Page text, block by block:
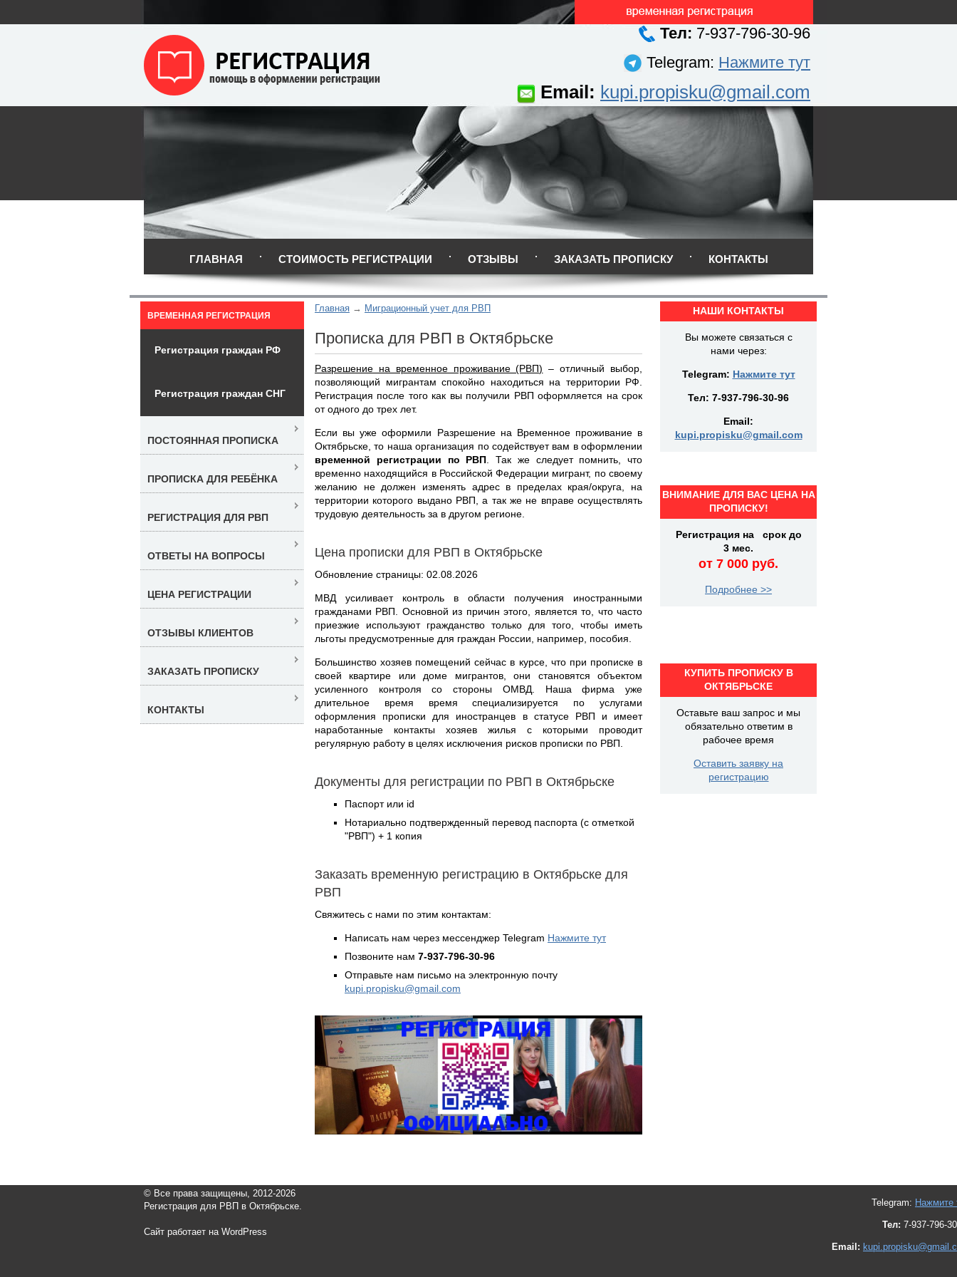
Тел: 7-937-796-30-96
Telegram: Нажмите тут
Email: kupi.propisku@gmail.com
ГЛАВНАЯ СТОИМОСТЬ РЕГИСТРАЦИИ ОТЗЫВЫ ЗАКАЗАТЬ ПРОПИСКУ КОНТАКТЫ
Главная Миграционный учет для РВП
Прописка для РВП в Октябрьске
Разрешение на временное проживание (РВП) – отличный выбор,
позволяющий мигрантам спокойно находиться на территории РФ.
Регистрация после того как вы получили РВП оформляется на срок
от одного до трех лет.
Если вы уже оформили Разрешение на Временное проживание в
Октябрьске, то наша организация по содействует вам в оформлении
временной регистрации по РВП . Так же следует помнить, что
временно находящийся в Российской Федерации мигрант, по своему
желанию не должен изменять адрес в пределах края/округа, на
территории которого выдано РВП, а так же не вправе осуществлять
трудовую деятельность за в другом регионе.
Цена прописки для РВП в Октябрьске
Обновление страницы: 02.08.2026
МВД усиливает контроль в области получения иностранными
гражданами РВП. Основной из причин этого, является то, что часто
приезжие используют гражданство только для того, чтобы иметь
льготы предусмотренные для граждан России, например, пособия.
Большинство хозяев помещений сейчас в курсе, что при прописке в
своей квартире или доме мигрантов, они становятся объектом
усиленного контроля со стороны ОМВД. Наша фирма уже
длительное время время специализируется по услугами
оформления прописки для иностранцев в статусе РВП и имеет
наработанные контакты хозяев жилья с которыми проводит
регулярную работу в целях исключения рисков прописки по РВП.
Документы для регистрации по РВП в Октябрьске
Паспорт или id
Нотариально подтвержденный перевод паспорта (с отметкой
"РВП") + 1 копия
Заказать временную регистрацию в Октябрьске для
РВП
Свяжитесь с нами по этим контактам:
Написать нам через мессенджер Telegram Нажмите тут
Позвоните нам 7-937-796-30-96
Отправьте нам письмо на электронную почту
kupi.propisku@gmail.com
ВРЕМЕННАЯ РЕГИСТРАЦИЯ
Регистрация граждан РФ
Регистрация граждан СНГ
ПОСТОЯННАЯ ПРОПИСКА
ПРОПИСКА ДЛЯ РЕБЁНКА
РЕГИСТРАЦИЯ ДЛЯ РВП
ОТВЕТЫ НА ВОПРОСЫ
ЦЕНА РЕГИСТРАЦИИ
ОТЗЫВЫ КЛИЕНТОВ
ЗАКАЗАТЬ ПРОПИСКУ
КОНТАКТЫ
НАШИ КОНТАКТЫ
Вы можете связаться с
нами через:
Telegram: Нажмите тут
Тел: 7-937-796-30-96
Email:
kupi.propisku@gmail.com
ВНИМАНИЕ ДЛЯ ВАС ЦЕНА НА
ПРОПИСКУ!
Регистрация на срок до
3 мес.
от 7 000 руб.
Подробнее >>
КУПИТЬ ПРОПИСКУ В
ОКТЯБРЬСКЕ
Оставьте ваш запрос и мы
обязательно ответим в
рабочее время
Оставить заявку на
регистрацию
© Все права защищены, 2012-2026
Регистрация для РВП в Октябрьске.
Сайт работает на WordPress
Telegram: Нажмите
Тел: 7-937-796-
Email: